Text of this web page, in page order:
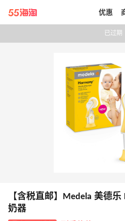
带你去官网买正品
优惠
已过期
【含税直邮】Medela 美德
奶器